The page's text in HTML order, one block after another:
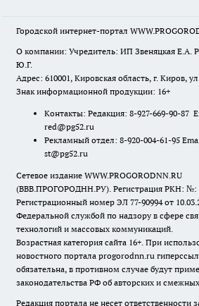
Городской интернет-портал
О компании: Учредитель: ИП Звеняцкая Е.А.
Ю.Г.
Адрес: 610001, Кировская область, г. Киров,
Знак информационной продукции: 16+
Контакты: Редакция: 8-927-669-90-87
red@pg52.ru
Рекламный отдел: 8-920-004-61-95
st@pg52.ru
Сетевое издание WWW.PROGORODNN.RU
(ВВВ.ПРОГОРОДНН.РУ). Регистрация РКН: №:
Регистрационный номер ЭЛ 77-90994 от
Федеральной службой по надзору в сфере
технологий и массовых коммуникаций.
Возрастная категория сайта 16+. При
новостного портала progorodnn.ru
обязательна, в противном случае будут
законодательства РФ об авторских и
Редакция портала не несет ответственности